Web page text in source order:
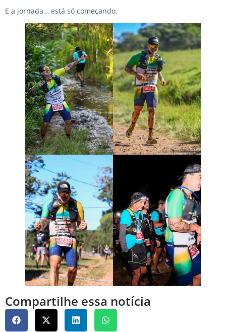
E a jornada… está só começando.
Compartilhe essa notícia